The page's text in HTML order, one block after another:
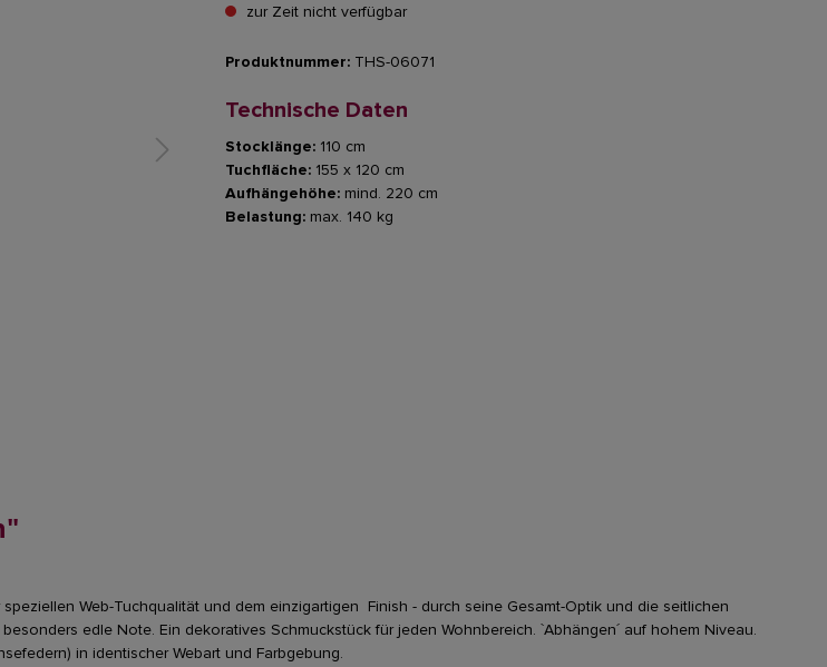
zur Zeit nicht verfügbar
Produktnummer: THS-06071
Technische Daten
Stocklänge: 110 cm
Tuchfläche: 155 x 120 cm
Aufhängehöhe: mind. 220 cm
Belastung: max. 140 kg
Web-Tuchqualität und dem einzigartigen Finish - durch seine Gesamt-Optik und die seitlichen
edle Note. Ein dekoratives Schmuckstück für jeden Wohnbereich. `Abhängen´ auf hohem Niveau.
in identischer Webart und Farbgebung.